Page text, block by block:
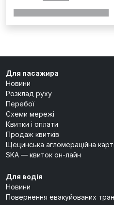
Для пасажира
Новини
Розклад руху
Перебої
Схеми мережі
Квитки і оплати
Продаж квитків
Щецинська агломераційна
SKA — квиток он-лайн
Для водія
Новини
Повернення евакуйованих